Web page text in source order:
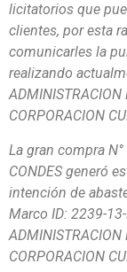
licitatorios que
clientes, por esta
comunicarles la
realizando
ADMINISTRACION
CORPORACION
La gran compra N°
CONDES generó
intención de
Marco ID: 2239-
ADMINISTRACION
CORPORACION